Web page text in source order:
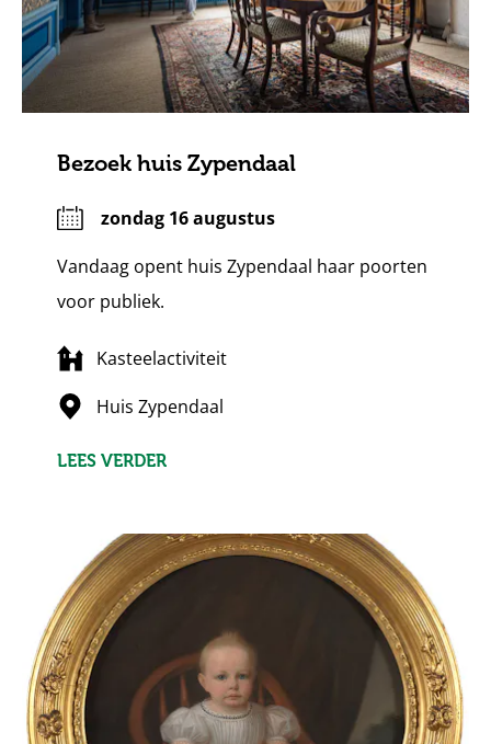
Bezoek huis Zypendaal
zondag 16 augustus
Vandaag opent huis Zypendaal haar poorten
voor publiek.
Kasteelactiviteit
Huis Zypendaal
LEES VERDER